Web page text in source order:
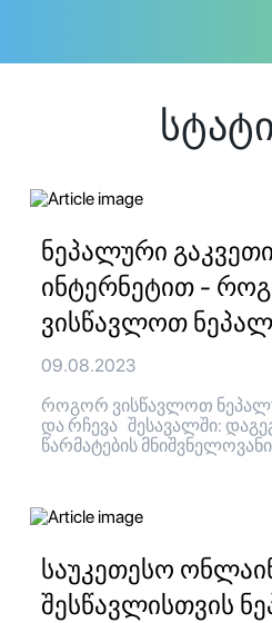
ნეპალური
ინტერნეტით -
ვისწავლოთ
09.08.2023
როგორ ვისწავლოთ
და რჩევა შესავალში:
წარმატების
საუკეთესო
შესწავლისთვის